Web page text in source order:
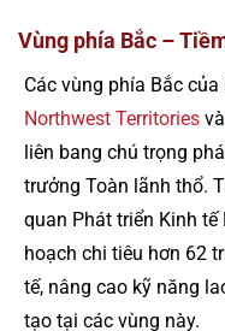
Vùng phía Bắc –
Các vùng phía Bắc
Northwest Territories và
liên bang chú trọng
trưởng Toàn lãnh thổ.
quan Phát triển Kinh tế
hoạch chi tiêu hơn 62
tế, nâng cao kỹ năng
tạo tại các vùng này.